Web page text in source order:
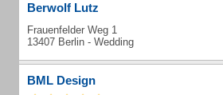
Berwolf Lutz
Frauenfelder Weg 1
13407 Berlin - Wedding
BML Design